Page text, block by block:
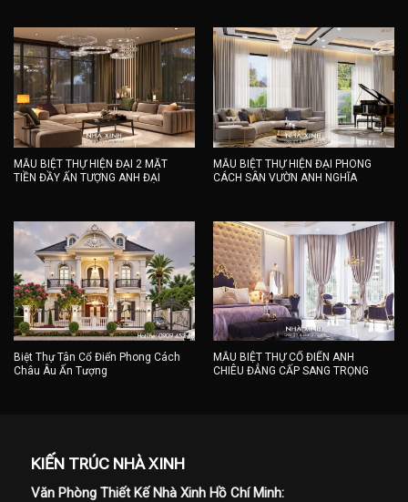
MẪU BIỆT THỰ HIỆN ĐẠI 2 MẶT
TIỀN ĐẦY ẤN TƯỢNG ANH ĐẠI
MẪU BIỆT THỰ HIỆN ĐẠI PHONG
CÁCH SÂN VƯỜN ANH NGHĨA
Biệt Thự Tân Cổ Điển Phong Cách
Châu Âu Ấn Tượng
MẪU BIỆT THỰ CỔ ĐIỂN ANH
CHIÊU ĐẲNG CẤP SANG TRỌNG
KIẾN TRÚC NHÀ XINH
Văn Phòng Thiết Kế Nhà Xinh Hồ Chí Minh: